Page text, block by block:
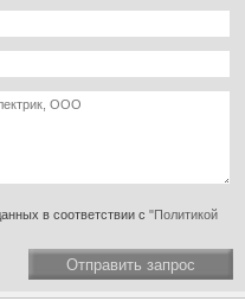
в соответствии с "Политикой
Отправить запрос